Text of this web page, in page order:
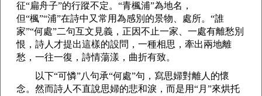
征“扁舟子”的行蹤不定。“青楓浦”為地名，
但“楓”“浦”在詩中又常用為感別的景物、處所。“誰
家”“何處”二句互文見義，正因不止一家、一處有離愁別
恨，詩人才提出這樣的設問，一種相思，牽出兩地離
愁，一往一復，詩情蕩漾，曲折有致。
以下“可憐”八句承“何處”句，寫思婦對離人的懷
念。然而詩人不直說思婦的悲和淚，而是用“月”來烘托